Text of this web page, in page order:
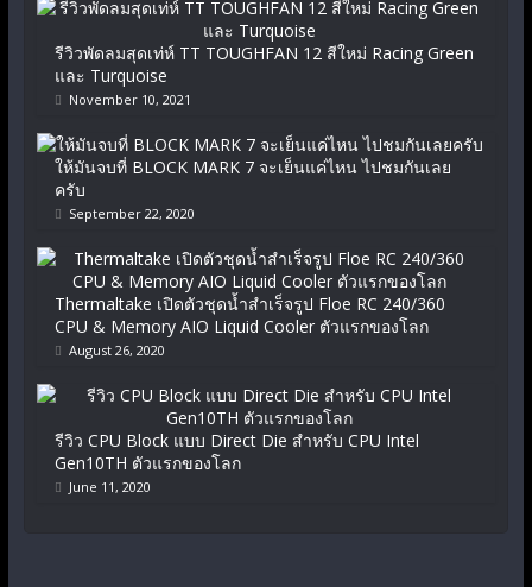
รีวิวพัดลมสุดเท่ห์ TT TOUGHFAN 12 สีใหม่ Racing Green
และ Turquoise
November 10, 2021
ให้มันจบที่ BLOCK MARK 7 จะเย็นแค่ไหน ไปชมกันเลย
ครับ
September 22, 2020
Thermaltake เปิดตัวชุดน้ำสำเร็จรูป Floe RC 240/360
CPU & Memory AIO Liquid Cooler ตัวแรกของโลก
August 26, 2020
รีวิว CPU Block แบบ Direct Die สำหรับ CPU Intel
Gen10TH ตัวแรกของโลก
June 11, 2020